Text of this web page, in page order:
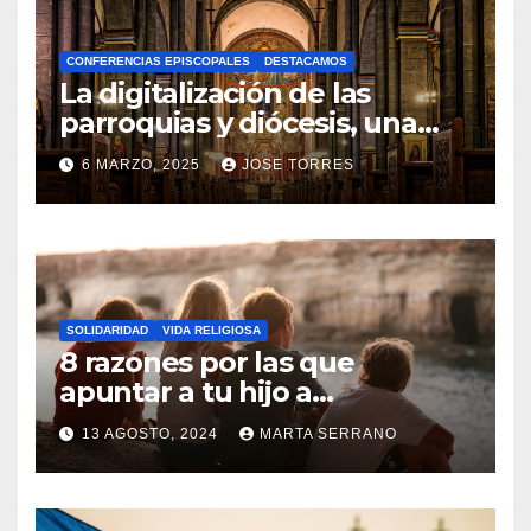
A
Y
C
O
M
N
T
A
R
I
O
S
CONFERENCIAS EPISCOPALES DESTACAMOS
La digitalización de las
parroquias y diócesis, una
realidad ya para el futuro de
la Iglesia
6 MARZO, 2025 JOSE TORRES
N
O
H
A
Y
SOLIDARIDAD VIDA RELIGIOSA
8 razones por las que
apuntar a tu hijo a
Catequesis
13 AGOSTO, 2024 MARTA SERRANO
N
O